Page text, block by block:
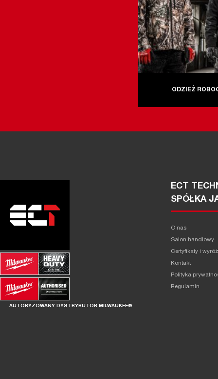
ODZIEŻ
AUTORYZOWANY DYSTRYBUTOR MILWAUKEE®
ECT
SPÓŁKA
O nas
Salon handlowy
Certyfikaty i
Kontakt
Polityka
Regulamin